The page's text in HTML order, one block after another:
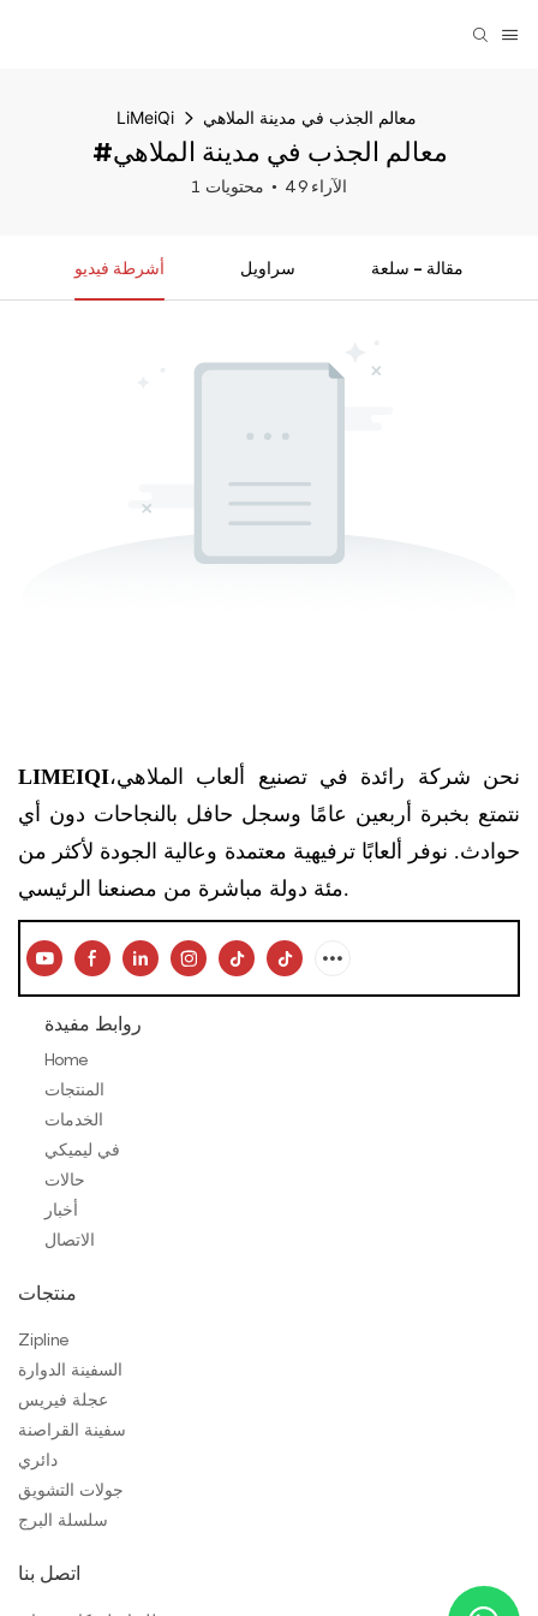
LiMeiQi معالم الجذب في مدينة الملاهي
#معالم الجذب في مدينة الملاهي
1 محتويات 49 الآراء
أشرطة فيديو سراويل مقالة - سلعة
LIMEIQIنحن شركة رائدة في تصنيع ألعاب الملاهي،
نتمتع بخبرة أربعين عامًا وسجل حافل بالنجاحات دون أي
حوادث. نوفر ألعابًا ترفيهية معتمدة وعالية الجودة لأكثر من
مئة دولة مباشرة من مصنعنا الرئيسي.
روابط مفيدة
Home
المنتجات
الخدمات
في ليميكي
حالات
أخبار
الاتصال
منتجات
Zipline
السفينة الدوارة
عجلة فيريس
سفينة القراصنة
دائري
جولات التشويق
سلسلة البرج
اتصل بنا